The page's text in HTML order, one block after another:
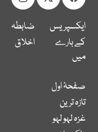
ایکسپریس
کے بارے
میں
ضابطہ
اخلاق
صفحۂ اول
تازہ ترین
غزہ لہو لہو